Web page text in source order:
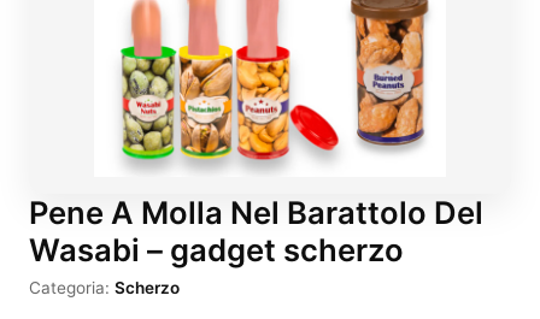
Pene A Molla Nel Barattolo Del
Wasabi – gadget scherzo
Categoria: Scherzo